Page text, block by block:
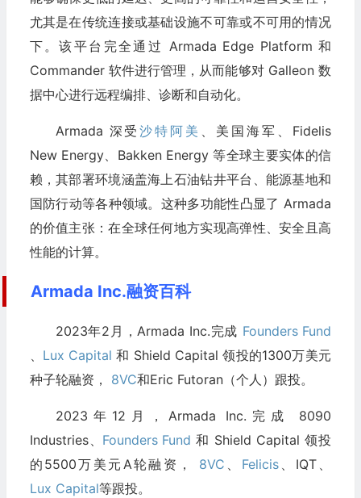
尤其是在传统连接或基础设施不可靠或不可用的情况
下。该平台完全通过 Armada Edge Platform 和
Commander 软件进行管理，从而能够对 Galleon 数
据中心进行远程编排、诊断和自动化。
Armada 深受沙特阿美 、美国海军、Fidelis
New Energy、Bakken Energy 等全球主要实体的信
赖，其部署环境涵盖海上石油钻井平台、能源基地和
国防行动等各种领域。这种多功能性凸显了 Armada
的价值主张：在全球任何地方实现高弹性、安全且高
性能的计算。
Armada Inc.融资百科
2023年2月，Armada Inc.完成 Founders Fund
、 Lux Capital 和 Shield Capital 领投的1300万美元
种子轮融资， 8VC和Eric Futoran（个人）跟投。
2023年12月，Armada Inc.完成 8090
Industries、 Founders Fund 和 Shield Capital 领投
的5500万美元A轮融资， 8VC 、 Felicis、IQT、
Lux Capital等跟投。